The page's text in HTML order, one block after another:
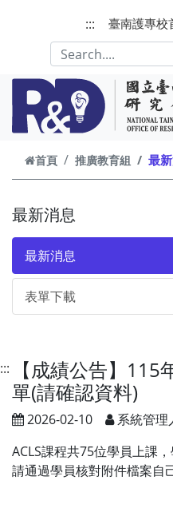
:::
臺南護專校
首頁 推廣教育組 最
最新消息
最新消息
表單下載
:::
【成績公告】115
單(請確認資料)
2026-02-10
系統管理
ACLS課程共75位學員上課，
請通過學員核對附件檔案自